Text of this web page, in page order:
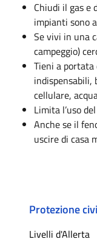
Chiudi il gas e
impianti sono
Se vivi in una
campeggio)
Tieni a portata
cellulare,
Limita l’uso
Anche se il
uscire di casa
Protezione
Livelli d'Allerta